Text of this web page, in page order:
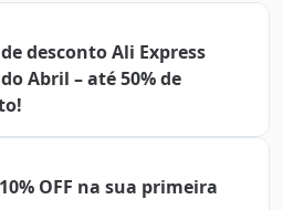
desconto Ali Express
Abril – até 50% de
OFF na sua primeira